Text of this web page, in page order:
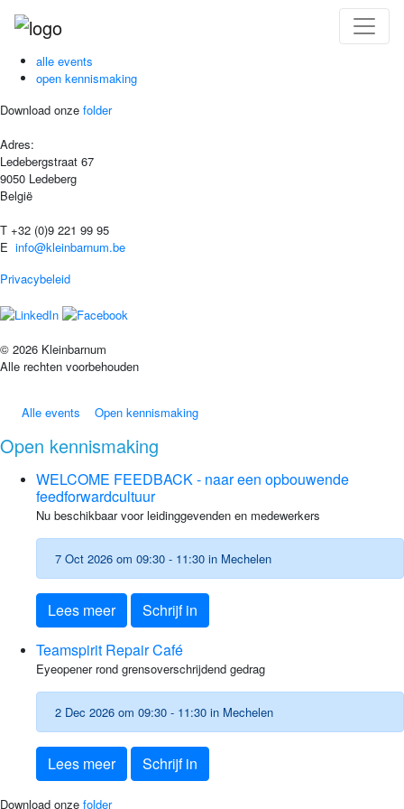
alle events
open kennismaking
Download onze folder
Adres:
Ledebergstraat 67
9050 Ledeberg
België
T +32 (0)9 221 99 95
E info@kleinbarnum.be
Privacybeleid
© 2026 Kleinbarnum
Alle rechten voorbehouden
Alle events Open kennismaking
Open kennismaking
WELCOME FEEDBACK - naar een opbouwende
feedforwardcultuur
Nu beschikbaar voor leidinggevenden en medewerkers
7 Oct 2026 om 09:30 - 11:30 in Mechelen
Lees meer
Schrijf in
Teamspirit Repair Café
Eyeopener rond grensoverschrijdend gedrag
2 Dec 2026 om 09:30 - 11:30 in Mechelen
Lees meer Schrijf in
Download onze folder